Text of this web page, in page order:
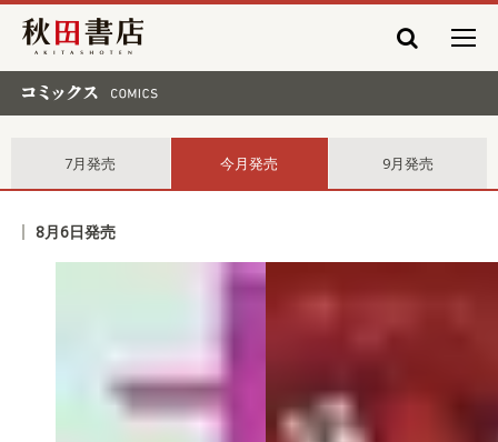
秋田書店
7月発売 今月発売 9月発売
8月6日発売